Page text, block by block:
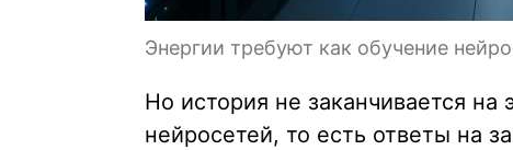
Энергии требуют как обучение
Но история не заканчивается
нейросетей, то есть ответы на